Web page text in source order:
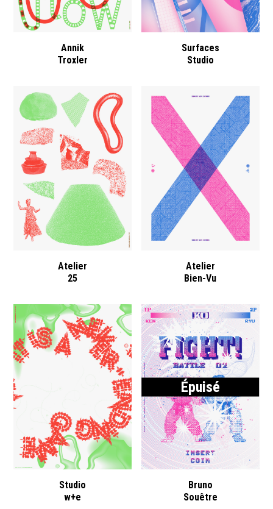
Annik
Troxler
Surfaces
Studio
Atelier
25
Atelier
Bien-Vu
Studio
w+e
Épuisé
Bruno
Souêtre